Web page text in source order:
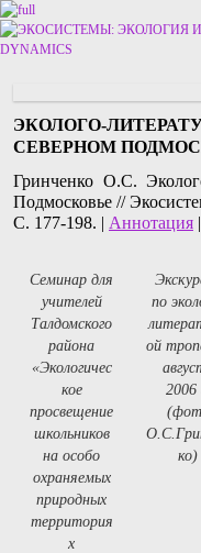
Перейти к основному содержимому
Перейти к дополнительному
ЭКОЛОГО-
СЕВЕРНОМ
Гринченко О.С.
Подмосковье //
С. 177-198. | Аннотация |
Семинар для
учителей
Талдомского
района
«Экологичес
кое
просвещение
школьников
на особо
охраняемых
природных
территория
х
по
ой
2006
ко)